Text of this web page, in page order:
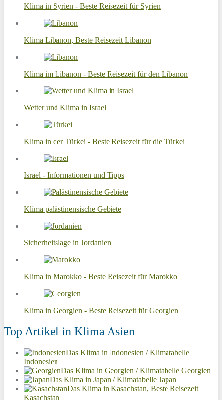
Klima in Syrien - Beste Reisezeit für Syrien
Klima Libanon, Beste Reisezeit Libanon
Klima im Libanon - Beste Reisezeit für den Libanon
Wetter und Klima in Israel
Klima in der Türkei - Beste Reisezeit für die Türkei
Israel - Informationen und Tipps
Klima palästinensische Gebiete
Sicherheitslage in Jordanien
Klima in Marokko - Beste Reisezeit für Marokko
Klima in Georgien - Beste Reisezeit für Georgien
Top Artikel in Klima Asien
Das Klima in Indonesien / Klimatabelle
Indonesien
Das Klima in Georgien / Klimatabelle Georgien
Das Klima in Japan / Klimatabelle Japan
Das Klima in Kasachstan, Beste Reisezeit
Kasachstan